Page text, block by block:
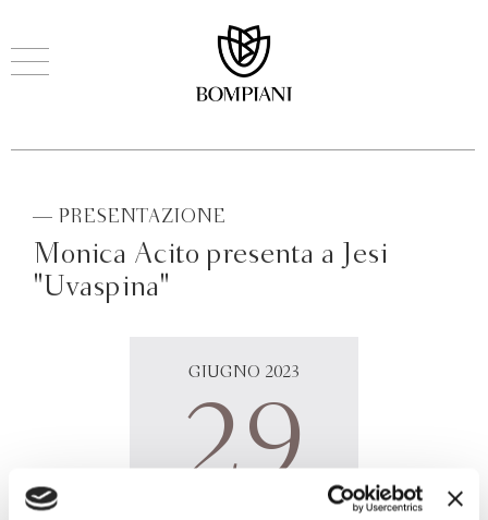
— PRESENTAZIONE
Monica Acito presenta a Jesi
"Uvaspina"
GIUGNO 2023
29